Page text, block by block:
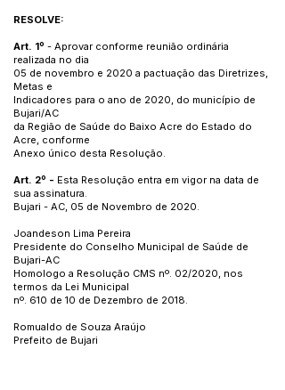
RESOLVE:
Art. 1º - Aprovar conforme reunião ordinária
realizada no dia
05 de novembro e 2020 a pactuação das Diretrizes,
Metas e
Indicadores para o ano de 2020, do município de
Bujari/AC
da Região de Saúde do Baixo Acre do Estado do
Acre, conforme
Anexo único desta Resolução.
Art. 2º - Esta Resolução entra em vigor na data de
sua assinatura.
Bujari - AC, 05 de Novembro de 2020.
Joandeson Lima Pereira
Presidente do Conselho Municipal de Saúde de
Bujari-AC
Homologo a Resolução CMS nº. 02/2020, nos
termos da Lei Municipal
nº. 610 de 10 de Dezembro de 2018.
Romualdo de Souza Araújo
Prefeito de Bujari